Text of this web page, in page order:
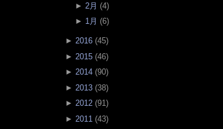
► 2月 (4)
► 1月 (6)
► 2016 (45)
► 2015 (46)
► 2014 (90)
► 2013 (38)
► 2012 (91)
► 2011 (43)